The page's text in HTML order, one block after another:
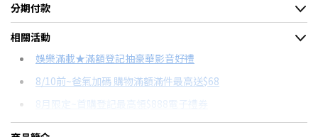
分期付款
＊實際可分期數、適用利率，請以購物車顯示為主
信用卡分期
分期數 每期金額 配合銀行/業者
相關活動
娛樂滿載★滿額登記抽豪華影音好禮
8/10前~爸氣加碼 購物滿額滿件最高送$68
8月限定~首購登記最高領$888電子禮券
台灣大哥大Open Possible聯名卡滿額最高回饋25%